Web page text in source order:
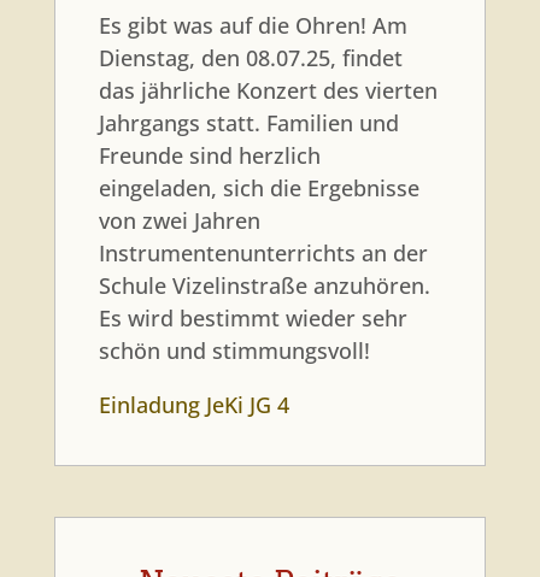
Es gibt was auf die Ohren! Am
Dienstag, den 08.07.25, findet
das jährliche Konzert des vierten
Jahrgangs statt. Familien und
Freunde sind herzlich
eingeladen, sich die Ergebnisse
von zwei Jahren
Instrumentenunterrichts an der
Schule Vizelinstraße anzuhören.
Es wird bestimmt wieder sehr
schön und stimmungsvoll!
Einladung JeKi JG 4